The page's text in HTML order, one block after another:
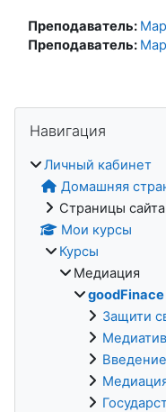
Преподаватель:
Преподаватель:
Блоки
Навигация
Личный кабинет
Домашняя
Страницы сайта
Мои курсы
Курсы
Медиация
goodFinace
Защити